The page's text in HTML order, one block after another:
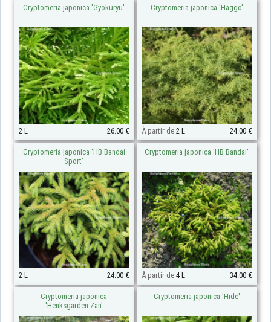
Cryptomeria japonica 'Gyokuryu'
2 L 26.00 €
Cryptomeria japonica 'Haggo'
À partir de2 L 24.00 €
Cryptomeria japonica 'HB Bandai
Sport'
2 L 24.00 €
Cryptomeria japonica 'HB Bandai'
À partir de4 L 34.00 €
Cryptomeria japonica
'Henksgarden Zan'
Cryptomeria japonica 'Hide'